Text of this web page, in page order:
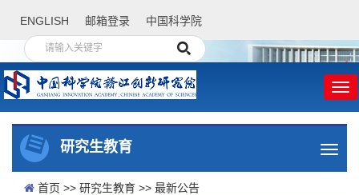
ENGLISH 邮箱登录 中国科学院
研究生教育
首页 >> 研究生教育 >> 最新公告